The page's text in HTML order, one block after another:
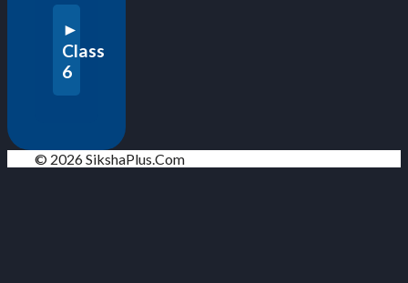
Class
6
© 2026 SikshaPlus.Com